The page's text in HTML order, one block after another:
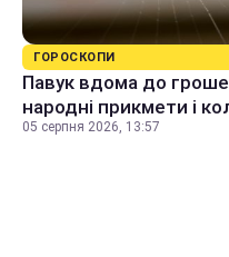
ГОРОСКОПИ
Павук вдома до
народні прикмети і
05 серпня 2026, 13:57